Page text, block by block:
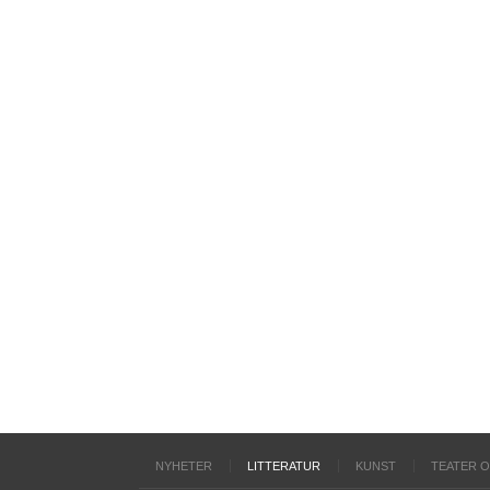
NYHETER LITTERATUR KUNST TEATER